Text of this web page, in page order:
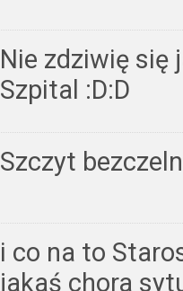
Nie zdziwię się
Szpital :D:D
Szczyt
i co na to
jakaś chora